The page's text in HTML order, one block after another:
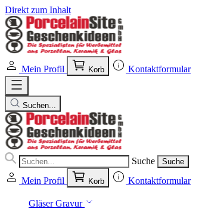
Direkt zum Inhalt
Mein Profil Korb Kontaktformular
Suchen...
Suche Suche
Mein Profil Korb Kontaktformular
Gläser Gravur